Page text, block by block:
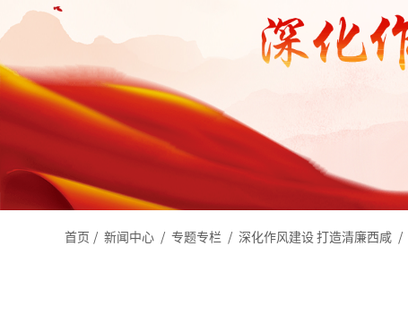
首页 / 新闻中心 / 专题专栏 / 深化作风建设 打造清廉西咸 /